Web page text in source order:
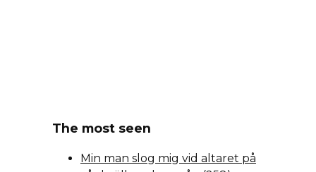
The most seen
Min man slog mig vid altaret på